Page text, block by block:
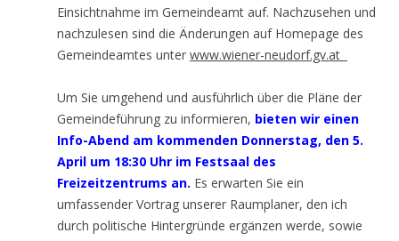
Einsichtnahme im Gemeindeamt auf. Nachzusehen und
nachzulesen sind die Änderungen auf Homepage des
Gemeindeamtes unter www.wiener-neudorf.gv.at
Um Sie umgehend und ausführlich über die Pläne der
Gemeindeführung zu informieren, bieten wir einen
Info-Abend am kommenden Donnerstag, den 5.
April um 18:30 Uhr im Festsaal des
Freizeitzentrums an. Es erwarten Sie ein
umfassender Vortrag unserer Raumplaner, den ich
durch politische Hintergründe ergänzen werde, sowie